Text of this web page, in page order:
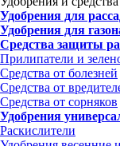
Удобрения для
Удобрения для
Средства защиты
Прилипатели и
Средства от болезней
Средства от
Средства от сорняков
Удобрения
Раскислители